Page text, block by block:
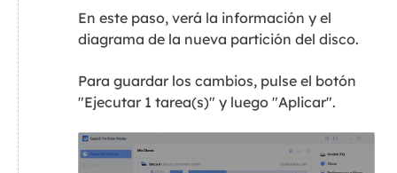
En este paso, verá la información y el
diagrama de la nueva partición del disco.
Para guardar los cambios, pulse el botón
"Ejecutar 1 tarea(s)" y luego "Aplicar".